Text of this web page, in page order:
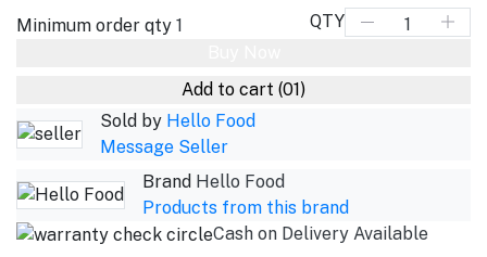
Minimum order qty 1
QTY
Add to cart (01)
Sold by Hello Food
Message Seller
Brand Hello Food
Products from this brand
Cash on Delivery Available